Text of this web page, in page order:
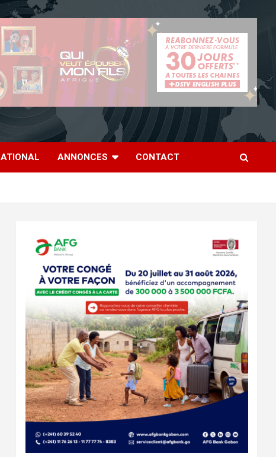
ANNONCES CONTACT